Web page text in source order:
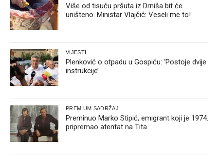
Više od tisuću pršuta iz Drniša bit će
uništeno. Ministar Vlajčić: Veseli me to!
VIJESTI
Plenković o otpadu u Gospiću: ‘Postoje dvije
instrukcije’
PREMIUM SADRŽAJ
Preminuo Marko Stipić, emigrant koji je 1974.
pripremao atentat na Tita